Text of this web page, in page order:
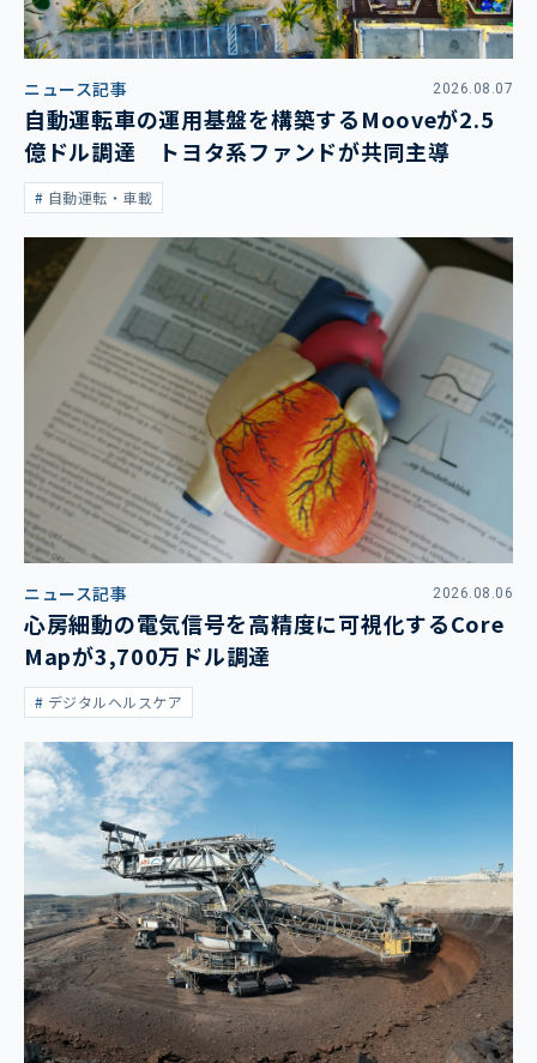
ニュース記事 2026.08.07
自動運転車の運用基盤を構築するMooveが2.5
億ドル調達 トヨタ系ファンドが共同主導
自動運転・車載
ニュース記事 2026.08.06
心房細動の電気信号を高精度に可視化するCore
Mapが3,700万ドル調達
デジタルヘルスケア